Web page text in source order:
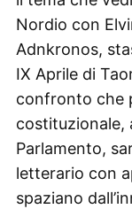
Nordio con
Adnkronos,
IX Aprile di
confronto che
costituzionale,
Parlamento,
letterario con
spaziano